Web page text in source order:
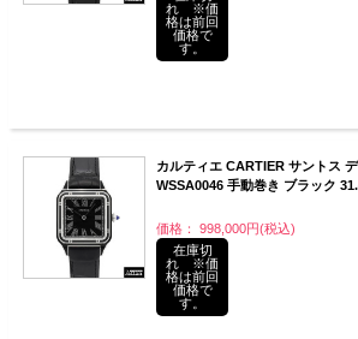
れ ※価
格は前回
価格で
す。
カルティエ CARTIER サントス
WSSA0046 手動巻き ブラック
価格： 998,000円(税込)
在庫切
れ ※価
格は前回
価格で
す。